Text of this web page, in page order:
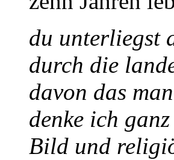
du unterliegst
durch die
davon das
denke ich
Bild und